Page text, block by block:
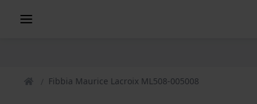
Fibbia Maurice Lacroix ML508-005008